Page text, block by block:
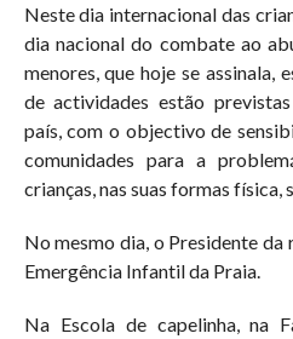
Neste dia internacional das
dia nacional do combate ao
menores, que hoje se assinala,
de actividades estão
país, com o objectivo de
comunidades para a
crianças, nas suas formas
No mesmo dia, o Presidente
Emergência Infantil da Praia.
Na Escola de capelinha, na